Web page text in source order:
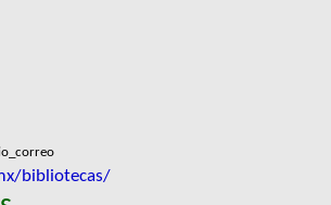
bibliotecas/